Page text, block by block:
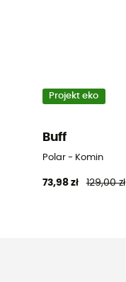
Projekt eko
Buff
Polar - Komin
73,98 zł 129,00 zł